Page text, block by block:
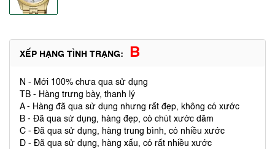
XẾP HẠNG TÌNH TRẠNG: B
N - Mới 100% chưa qua sử dụng
TB - Hàng trưng bày, thanh lý
A - Hàng đã qua sử dụng nhưng rất đẹp, không có xước
B - Đã qua sử dụng, hàng đẹp, có chút xước dăm
C - Đã qua sử dụng, hàng trung bình, có nhiều xước
D - Đã qua sử dụng, hàng xấu, có rất nhiều xước